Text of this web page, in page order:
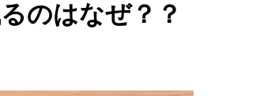
のはなぜ？？